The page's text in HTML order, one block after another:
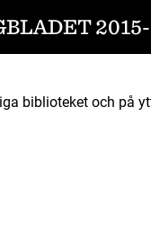
biblioteket och på